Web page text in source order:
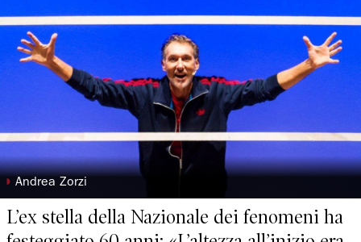
◗ Andrea Zorzi
L’ex stella della Nazionale dei fenomeni ha